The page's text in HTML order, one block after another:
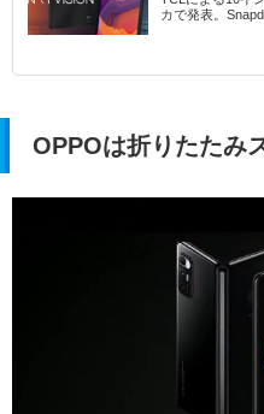
カで発表。
OPPOは折りたたみ